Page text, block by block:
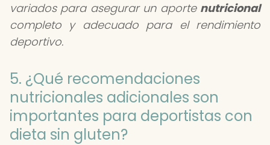
variados para asegurar un aporte nutricional
completo y adecuado para el rendimiento
deportivo.
5. ¿Qué recomendaciones
nutricionales adicionales son
importantes para deportistas con
dieta sin gluten?